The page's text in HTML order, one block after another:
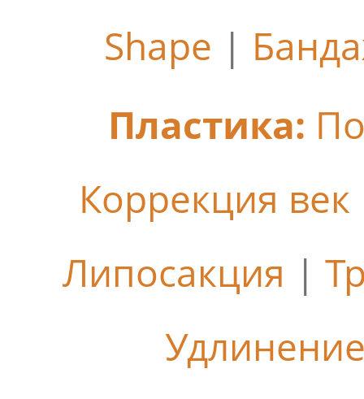
Shape |
Пластика:
Коррекция век
Липосакция |